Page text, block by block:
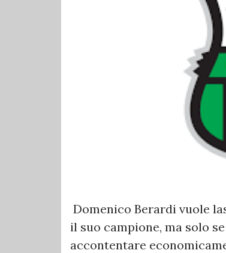
Domenico Berardi vuole
il suo campione, ma solo
accontentare